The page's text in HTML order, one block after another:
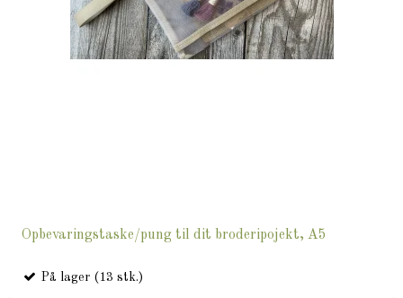
Opbevaringstaske/pung til dit broderipojekt, A5
På lager (13 stk.)